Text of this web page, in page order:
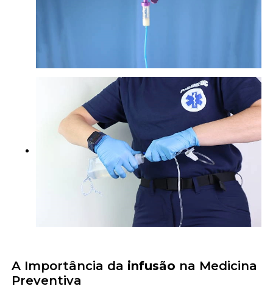
A Importância da infusão na Medicina
Preventiva